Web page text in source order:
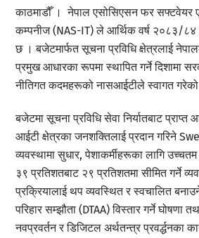
काठमाडौँ । नेपाल एसोसिएसन फर सफ्टवेयर
कम्पनीज (NAS-IT) ले आर्थिक वर्ष २०८३/८४
छ । बजेटमार्फत सूचना प्रविधि क्षेत्रलाई
प्रमुख आधारका रूपमा स्थापित गर्ने दिशामा
नीतिगत कदमहरूको नासआईटीले स्वागत
बजेटमा सूचना प्रविधि सेवा निर्यातबाट प्राप्त
आईटी क्षेत्रका जनशक्तिलाई प्रदान गरिने
व्यवस्थामा सुधार, पेशाकर्मीहरूका लागि
३९ प्रतिशतबाट २९ प्रतिशतमा सीमित गर्ने
प्रक्रियालाई थप व्यवस्थित र स्वचालित बनाउने
परिहार सम्झौता (DTAA) विस्तार गर्ने घोषणा
नवप्रवर्तन र डिजिटल अर्थतन्त्र प्रवर्द्धनका